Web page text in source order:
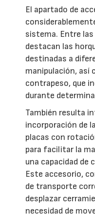
El apartado de
sistema. Entre
destacan las
destinadas a
manipulación, así
contrapeso, que
durante
También resulta
incorporación de
placas con
para facilitar la
una capacidad de
Este accesorio,
de transporte
desplazar
necesidad de